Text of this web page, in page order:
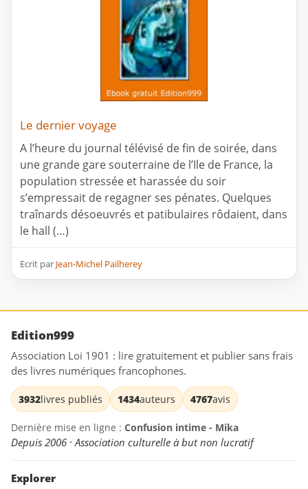
Le dernier voyage
A l’heure du journal télévisé de fin de soirée, dans
une grande gare souterraine de l’Ile de France, la
population stressée et harassée du soir
s’empressait de regagner ses pénates. Quelques
traînards désoeuvrés et patibulaires rôdaient, dans
le hall (…)
Ecrit par Jean-Michel Pailherey
Edition999
Association Loi 1901 : lire gratuitement et publier sans frais
des livres numériques francophones.
3932livres publiés 1434auteurs 4767avis
Dernière mise en ligne : Confusion intime - Mika
Depuis 2006 · Association culturelle à but non lucratif
Explorer